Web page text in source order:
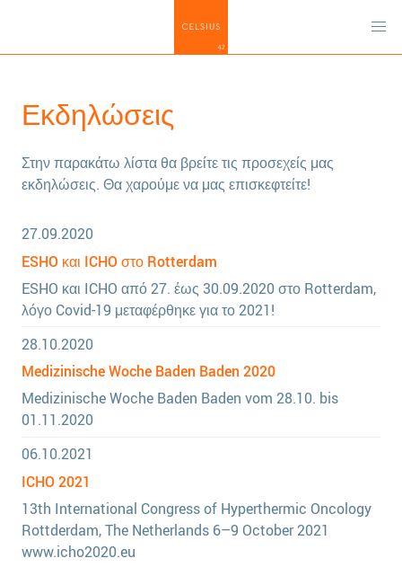
Εκδηλώσεις
Στην παρακάτω λίστα θα βρείτε τις προσεχείς μας
εκδηλώσεις. Θα χαρούμε να μας επισκεφτείτε!
27.09.2020
ESHO και ICHO στο Rotterdam
ESHO και ICHO από 27. έως 30.09.2020 στο Rotterdam,
λόγο Covid-19 μεταφέρθηκε για το 2021!
28.10.2020
Medizinische Woche Baden Baden 2020
Medizinische Woche Baden Baden vom 28.10. bis
01.11.2020
06.10.2021
ICHO 2021
13th International Congress of Hyperthermic Oncology
Rottderdam, The Netherlands 6–9 October 2021
www.icho2020.eu